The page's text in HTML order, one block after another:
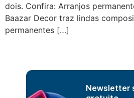
dois. Confira: Arranjos
Baazar Decor traz lindas
permanentes […]
Newsletter